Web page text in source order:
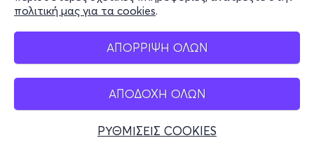
πολιτική μας για τα cookies.
ΑΠΟΡΡΙΨΗ ΟΛΩΝ
ΑΠΟΔΟΧΗ ΟΛΩΝ
ΡΥΘΜΙΣΕΙΣ COOKIES